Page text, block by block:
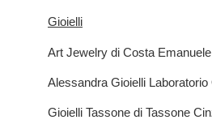
Gioielli
Art Jewelry di Costa
Alessandra Gioielli
Gioielli Tassone di Tassone